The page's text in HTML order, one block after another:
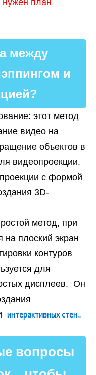
план
между
и
этот метод
видео на
объектов в
видеопроекции.
с формой
3D-
метод, при
на плоский экран
контуров
для
дисплеев. Он
интерактивных стен..
вопросы